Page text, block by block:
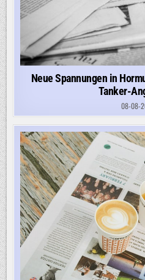
Neue Spannungen in
Tanker-
08-08-